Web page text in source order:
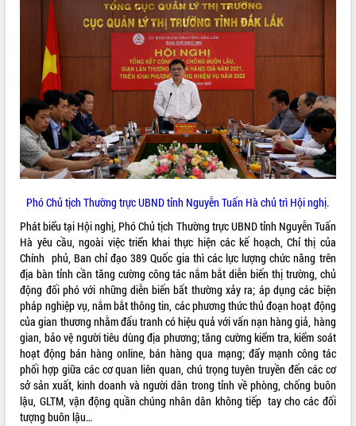
Thường trực HĐND tỉnh Đắk Lắk gặp
mặt Đoàn chuyên gia y tế TP. Hồ Chí
Lễ truy điệu và an táng hài cốt liệt sĩ
tại Nghĩa trang Liệt sĩ xã Sơn Hòa
Bàn giải pháp tháo gỡ khó khăn trong
xuất khẩu sầu riêng và triển khai quy
định EUDR
Thứ trưởng Bộ Nông nghiệp và Môi
trường Nguyễn Hoàng Hiệp khảo sát
vùng trồng và doanh nghiệp đóng gói
sầu riêng tại Đắk Lắk
món ăn từ sầu riêng
Đắk Lắk công bố Quy hoạch và xúc
tiến đầu tư tỉnh
Ngành cá ngừ Đắk Lắk chủ động thích
ứng để giữ vững thị trường xuất khẩu
Diễn đàn Kinh tế tư nhân Việt Nam đột
phá cơ chế - Hợp tác công tư
Đề án 06 tạo bước ngoặt đột phá trong
cải cách hành chính tỉnh Đắk Lắk
Kết nối tour, đẩy mạnh chuyển đổi số
để phát triển du lịch Đắk Lắk
THỐNG KÊ TRUY CẬP
Hôm nay:
30345
66143459
Phó Chủ tịch Thường trực UBND tỉnh Nguyễn Tuấn Hà chủ trì Hội nghị.
Phát biểu tại Hội nghị, Phó Chủ tịch Thường trực UBND tỉnh Nguyễn Tuấn
Hà yêu cầu, ngoài việc triển khai thực hiện các kế hoạch, Chỉ thị của
Chính phủ, Ban chỉ đạo 389 Quốc gia thì các lực lượng chức năng trên
địa bàn tỉnh cần tăng cường công tác nắm bắt diễn biến thị trường, chủ
động đối phó với những diễn biến bất thường xảy ra; áp dụng các biện
pháp nghiệp vụ, nắm bắt thông tin, các phương thức thủ đoạn hoạt động
của gian thương nhằm đấu tranh có hiệu quả với vấn nạn hàng giả, hàng
gian, bảo vệ người tiêu dùng địa phương; tăng cường kiểm tra, kiểm soát
hoạt động bán hàng online, bán hàng qua mạng; đẩy mạnh công tác
phối hợp giữa các cơ quan liên quan, chú trọng tuyên truyền đến các cơ
sở sản xuất, kinh doanh và người dân trong tỉnh về phòng, chống buôn
lậu, GLTM, vận động quần chúng nhân dân không tiếp tay cho các đối
tượng buôn lậu…